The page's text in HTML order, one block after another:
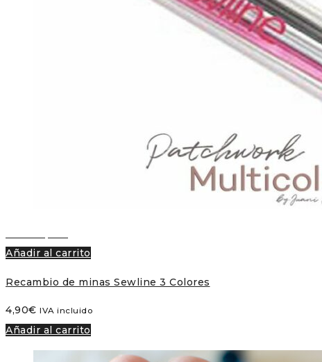
Añadir al carrito
Recambio de minas Sewline 3 Colores
4,90€ IVA incluido
Añadir al carrito